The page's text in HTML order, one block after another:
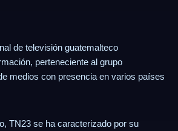
de televisión guatemalteco
perteneciente al grupo
medios con presencia en varios países
TN23 se ha caracterizado por su